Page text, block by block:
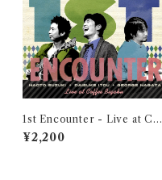
1st Encounter - Live at Cof
fee Bigaku / 伊藤大輔 & 鈴木
直人 & 永田ジョージ
¥2,200